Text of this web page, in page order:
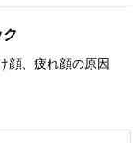
顔、疲れ顔の原因